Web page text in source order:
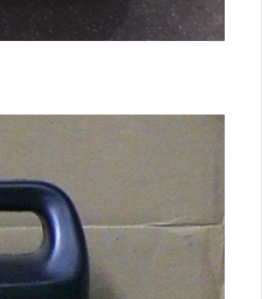
سائل